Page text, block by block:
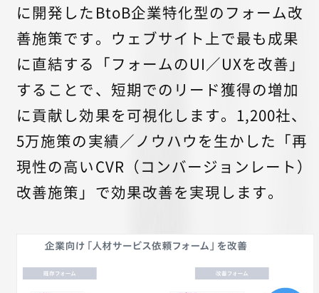
に開発したBtoB企業特化型のフォーム改
善施策です。ウェブサイト上で最も成果
に直結する「フォームのUI／UXを改善」
することで、短期でのリード獲得の増加
に貢献し効果を可視化します。1,200社、
5万施策の実績／ノウハウを生かした「再
現性の高いCVR（コンバージョンレート）
改善施策」で効果改善を実現します。